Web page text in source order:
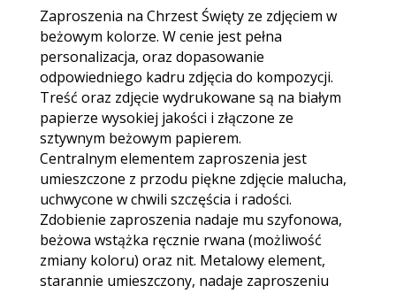
Zaproszenia na Chrzest Święty ze zdjęciem w
beżowym kolorze. W cenie jest pełna
personalizacja, oraz dopasowanie
odpowiedniego kadru zdjęcia do kompozycji.
Treść oraz zdjęcie wydrukowane są na białym
papierze wysokiej jakości i złączone ze
sztywnym beżowym papierem.
Centralnym elementem zaproszenia jest
umieszczone z przodu piękne zdjęcie malucha,
uchwycone w chwili szczęścia i radości.
Zdobienie zaproszenia nadaje mu szyfonowa,
beżowa wstążka ręcznie rwana (możliwość
zmiany koloru) oraz nit. Metalowy element,
starannie umieszczony, nadaje zaproszeniu